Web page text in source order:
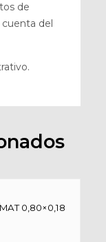
de
cuenta del
0,80×0,18